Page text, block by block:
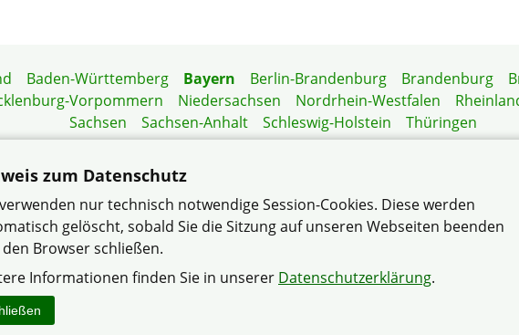
Baden-Württemberg Bayern Berlin-Brandenburg Brandenburg
Vorpommern Niedersachsen Nordrhein-Westfalen
Sachsen
Sachsen-Anhalt Schleswig-Holstein
Thüringen
© Kreisverband "Stadt Weiden" im Verband Wohneigentum Bayern e.V.
Datenschutzerklärung Impressum Kontakt
zum Datenschutz
nur technisch notwendige Session-Cookies. Diese werden
gelöscht, sobald Sie die Sitzung auf unseren Webseiten beenden
Browser schließen.
Informationen finden Sie in unserer Datenschutzerklärung.